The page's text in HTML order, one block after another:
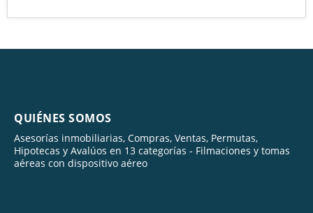
QUIÉNES SOMOS
Asesorías inmobiliarias, Compras, Ventas, Permutas,
Hipotecas y Avalúos en 13 categorías - Filmaciones y tomas
aéreas con dispositivo aéreo